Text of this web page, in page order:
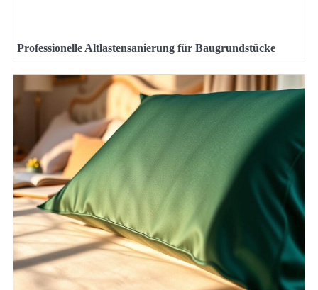
Professionelle Altlastensanierung für Baugrundstücke